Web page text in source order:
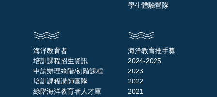
學生體驗營隊
海洋教育者
培訓課程招生資訊
申請辦理綠階/初階課程
培訓課程講師團隊
綠階海洋教育者人才庫
海洋教育推手獎
2024-2025
2023
2022
2021